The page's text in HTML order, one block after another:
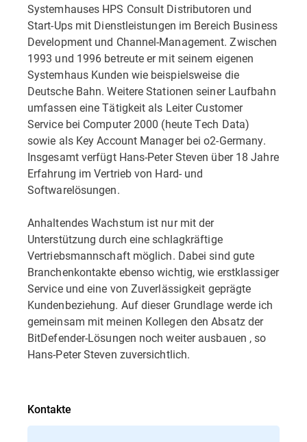
Systemhauses HPS Consult Distributoren und
Start-Ups mit Dienstleistungen im Bereich Business
Development und Channel-Management. Zwischen
1993 und 1996 betreute er mit seinem eigenen
Systemhaus Kunden wie beispielsweise die
Deutsche Bahn. Weitere Stationen seiner Laufbahn
umfassen eine Tätigkeit als Leiter Customer
Service bei Computer 2000 (heute Tech Data)
sowie als Key Account Manager bei o2-Germany.
Insgesamt verfügt Hans-Peter Steven über 18 Jahre
Erfahrung im Vertrieb von Hard- und
Softwarelösungen.
Anhaltendes Wachstum ist nur mit der
Unterstützung durch eine schlagkräftige
Vertriebsmannschaft möglich. Dabei sind gute
Branchenkontakte ebenso wichtig, wie erstklassiger
Service und eine von Zuverlässigkeit geprägte
Kundenbeziehung. Auf dieser Grundlage werde ich
gemeinsam mit meinen Kollegen den Absatz der
BitDefender-Lösungen noch weiter ausbauen , so
Hans-Peter Steven zuversichtlich.
Kontakte